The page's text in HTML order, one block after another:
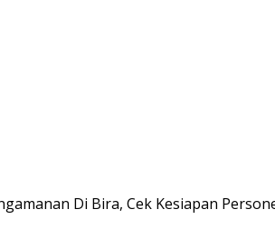
Di Bira, Cek Kesiapan